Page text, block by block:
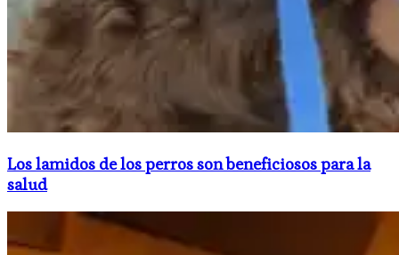
Los lamidos de los perros son beneficiosos para la
salud